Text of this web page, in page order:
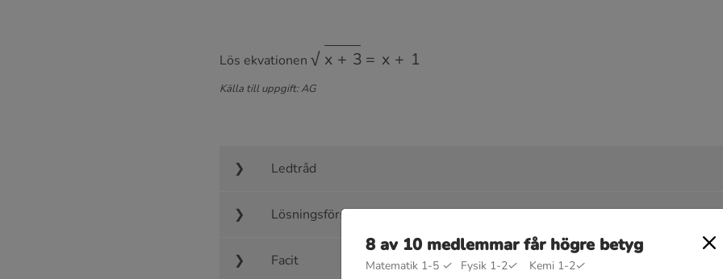
Lös ekvationen
x+3=x+
Källa till uppgift: AG
Ledtråd
Lösningsförslag
Facit
8 av 10 medlemmar får högre betyg
Matematik 1-5 ✓ Fysik 1-2✓ Kemi 1-2✓